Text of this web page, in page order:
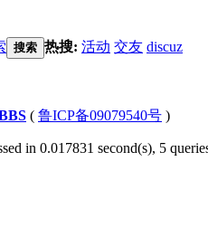
搜索 热搜: 活动 交友 discuz
( 鲁ICP备09079540号 )
in 0.017831 second(s), 5